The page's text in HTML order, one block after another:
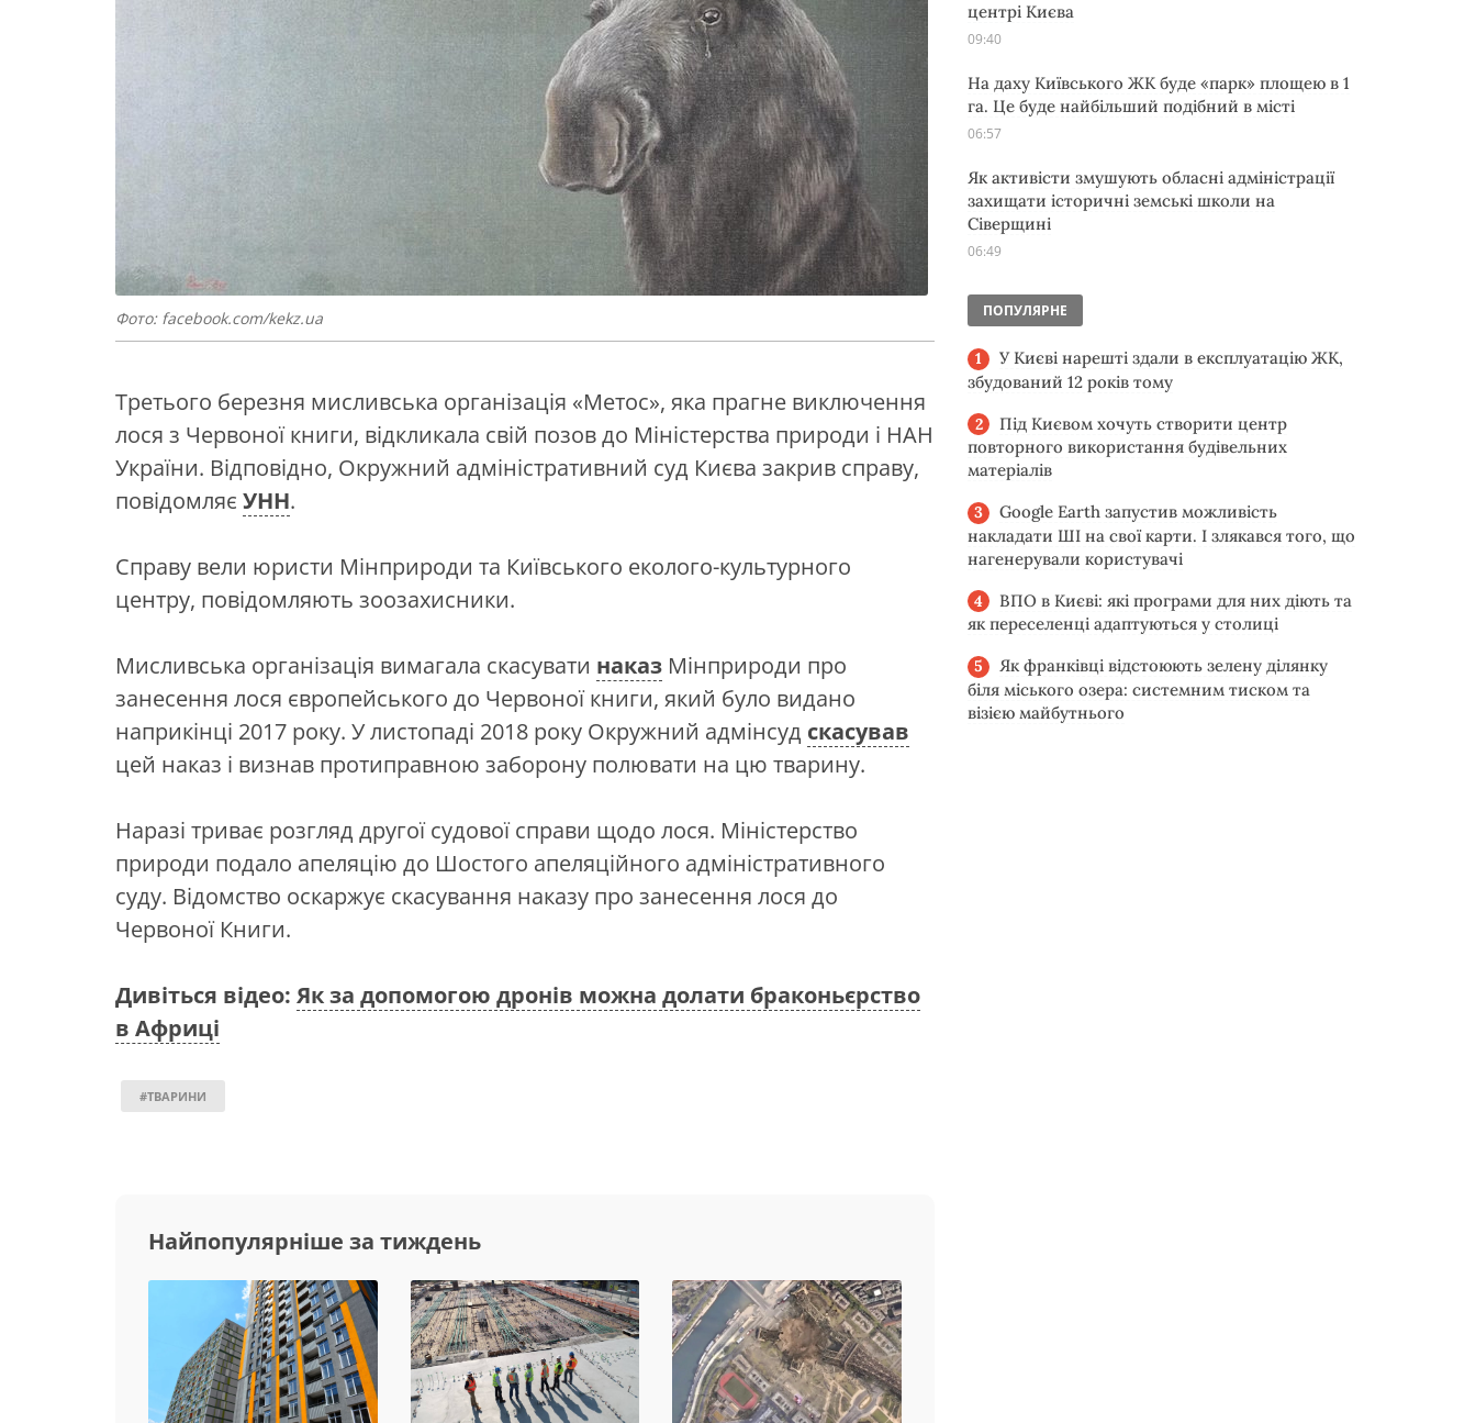
Фото: facebook.com/kekz.ua
Третього березня мисливська організація «Метос», яка прагне виключення
лося з Червоної книги, відкликала свій позов до Міністерства природи і НАН
України. Відповідно, Окружний адміністративний суд Києва закрив справу,
повідомляє УНН.
Справу вели юристи Мінприроди та Київського еколого-культурного
центру, повідомляють зоозахисники.
Мисливська організація вимагала скасувати наказ Мінприроди про
занесення лося європейського до Червоної книги, який було видано
наприкінці 2017 року. У листопаді 2018 року Окружний адмінсуд скасував
цей наказ і визнав протиправною заборону полювати на цю тварину.
Наразі триває розгляд другої судової справи щодо лося. Міністерство
природи подало апеляцію до Шостого апеляційного адміністративного
суду. Відомство оскаржує скасування наказу про занесення лося до
Червоної Книги.
Дивіться відео: Як за допомогою дронів можна долати браконьєрство
в Африці
#ТВАРИНИ
Найпопулярніше за тиждень
центрі Києва
09:40
На даху Київського ЖК буде «парк» площею в 1
га. Це буде найбільший подібний в місті
06:57
Як активісти змушують обласні адміністрації
захищати історичні земські школи на
Сіверщині
06:49
ПОПУЛЯРНЕ
У Києві нарешті здали в експлуатацію ЖК,
збудований 12 років тому
Під Києвом хочуть створити центр
повторного використання будівельних
матеріалів
Google Earth запустив можливість
накладати ШІ на свої карти. І злякався того, що
нагенерували користувачі
ВПО в Києві: які програми для них діють та
як переселенці адаптуються у столиці
Як франківці відстоюють зелену ділянку
біля міського озера: системним тиском та
візією майбутнього